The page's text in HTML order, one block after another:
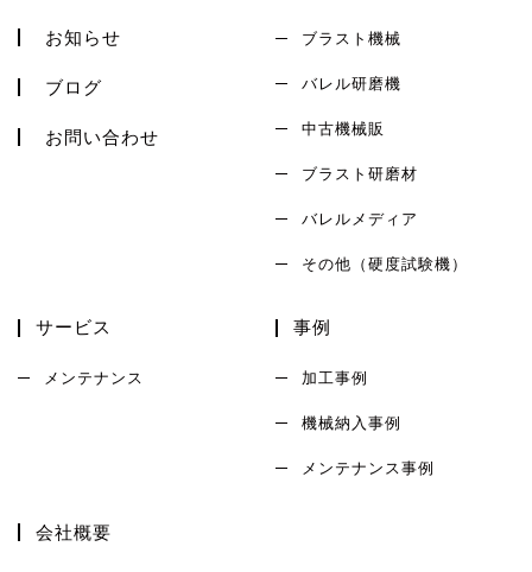
お知らせ
ブログ
お問い合わせ
ブラスト機械
バレル研磨機
中古機械販
ブラスト研磨材
バレルメディア
その他（硬度試験機）
サービス
メンテナンス
事例
加工事例
機械納入事例
メンテナンス事例
会社概要